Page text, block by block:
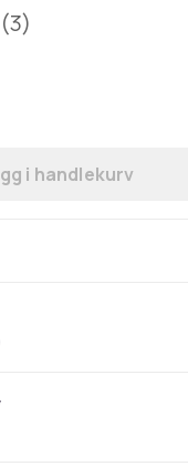
(3)
Legg Neil
i handlekurv